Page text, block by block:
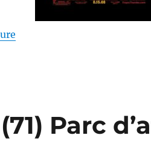
de « Tonnerre sous les
Parc